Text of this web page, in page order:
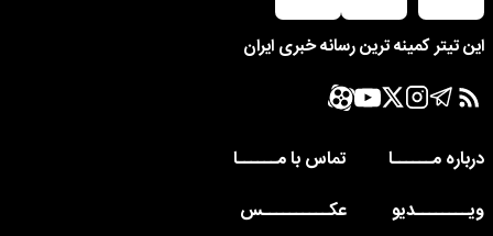
این تیتر کمینه ترین رسانه خبری ایران
درباره مــــــا
تماس با مــــــا
ویــــــــدیو
عکــــــــــس